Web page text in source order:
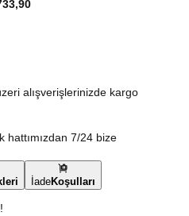
alışverişlerinizde kargo
hattımızdan 7/24 bize
İadeKoşulları